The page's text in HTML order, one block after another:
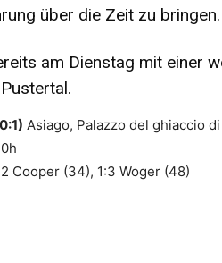
über die Zeit zu bringen.
am Dienstag mit einer
Asiago, Palazzo del ghiaccio
Cooper (34), 1:3 Woger (48)